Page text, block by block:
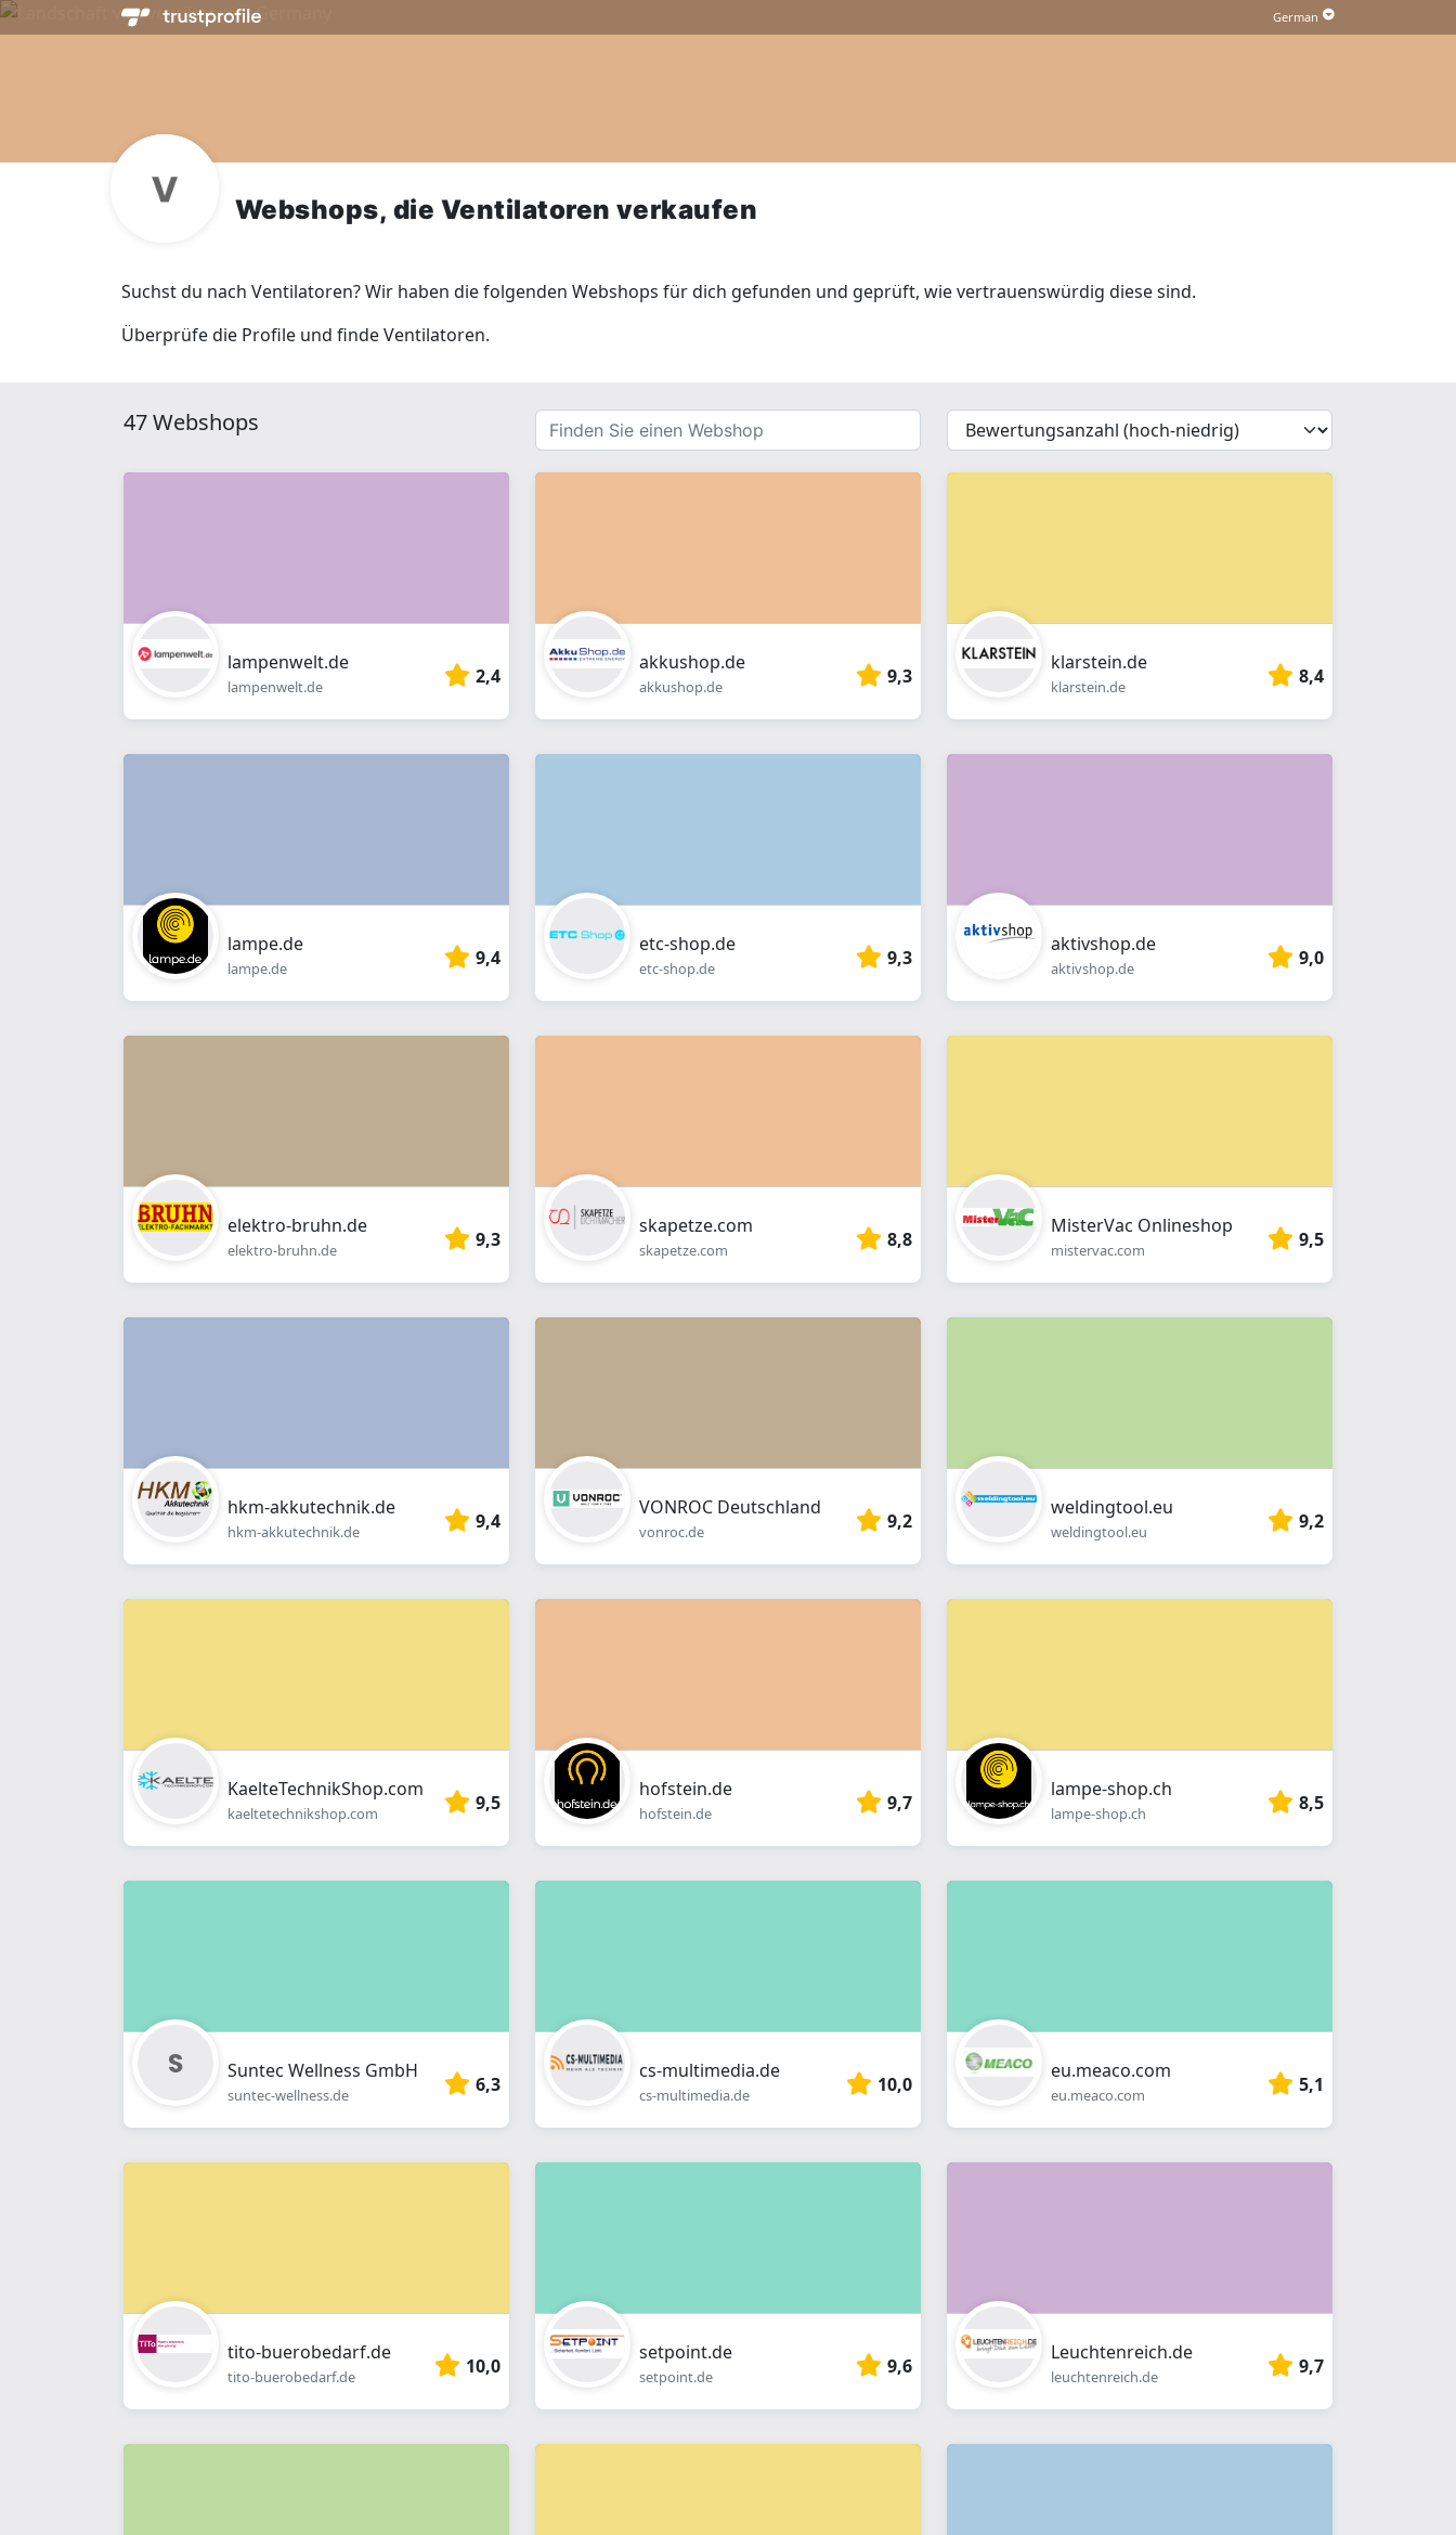
Webshops, die Ventilatoren verkaufen
Suchst du nach Ventilatoren? Wir haben die folgenden Webshops für dich gefunden und geprüft, wie vertrauenswürdig diese sind.
Überprüfe die Profile und finde Ventilatoren.
47 Webshops
Finden
Sie
einen
{{
__('Sort')
}}
lampenwelt.de
lampenwelt.de 2,4
akkushop.de
akkushop.de 9,3
klarstein.de
klarstein.de 8,4
lampe.de
lampe.de 9,4
etc-shop.de
etc-shop.de 9,3
aktivshop.de
aktivshop.de 9,0
elektro-bruhn.de
elektro-bruhn.de 9,3
skapetze.com
skapetze.com 8,8
MisterVac Onlineshop
mistervac.com 9,5
hkm-akkutechnik.de
hkm-akkutechnik.de 9,4
VONROC Deutschland
vonroc.de 9,2
weldingtool.eu
weldingtool.eu 9,2
KaelteTechnikShop.com
kaeltetechnikshop.com 9,5
hofstein.de
hofstein.de 9,7
lampe-shop.ch
lampe-shop.ch 8,5
Suntec Wellness GmbH
suntec-wellness.de 6,3
cs-multimedia.de
cs-multimedia.de 10,0
eu.meaco.com
eu.meaco.com 5,1
tito-buerobedarf.de
tito-buerobedarf.de 10,0
setpoint.de
setpoint.de 9,6
Leuchtenreich.de
leuchtenreich.de 9,7